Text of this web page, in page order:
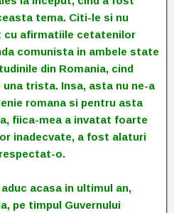
tema. Citi-le si nu
afirmatiile cetatenilor
comunista in ambele state
din Romania, cind
trista. Insa, asta nu ne-a
romana si pentru asta
fiica-mea a invatat foarte
inadecvate, a fost alaturi
o.
acasa in ultimul an,
pe timpul Guvernului